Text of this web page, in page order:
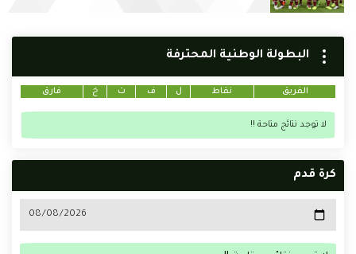
البطولة الوطنية المحترفة
الفريق نقاط ل ف ت خ فارق
لا توجد نتائج متاحة !!
كرة قدم